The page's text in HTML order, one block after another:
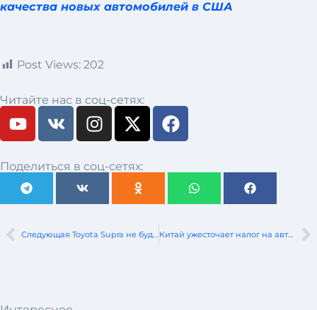
качества новых автомобилей в США
Post Views: 202
Читайте нас в соц-сетях:
Поделиться в соц-сетях:
Следующая Toyota Supra не будет производиться в сотрудничестве с BMW Китай ужесточает налог на автомобили класса люкс, включив в него электромобили премиум-класса